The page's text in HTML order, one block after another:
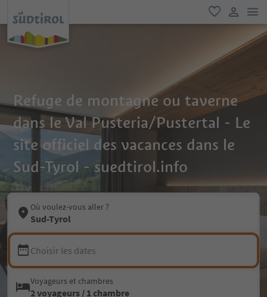
favori
lien
Refuge de montagne ou taverne
dans le Val Pusteria/Pustertal - Le
site officiel des vacances dans le
Sud-Tyrol - suedtirol.info
Où voulez-vous aller ?
Sud-Tyrol
Choisir les dates
Voyageurs et chambres
2 voyageurs / 1 chambre